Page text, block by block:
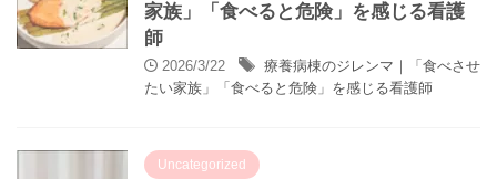
家族」「食べると危険」を感じる看護
師
2026/3/22
療養病棟のジレンマ｜「食べさせ
たい家族」「食べると危険」を感じる看護師
Uncategorized